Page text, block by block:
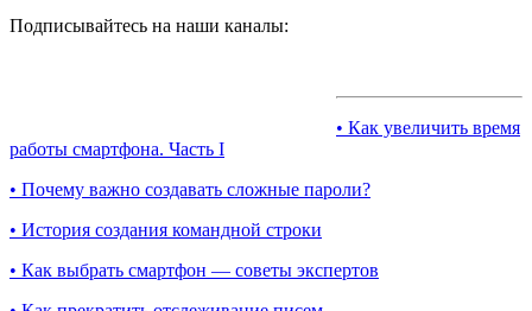
Подписывайтесь на наши каналы:
• Как увеличить время
работы смартфона. Часть I
• Почему важно создавать сложные пароли?
• История создания командной строки
• Как выбрать смартфон — советы экспертов